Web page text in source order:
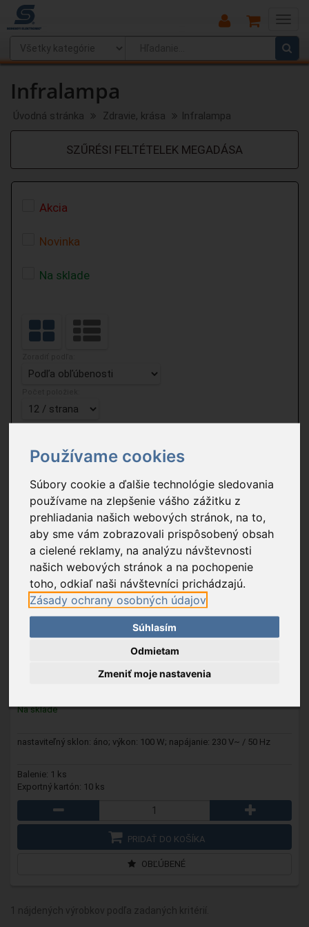
Používame cookies
Súbory cookie a ďalšie technológie sledovania
používame na zlepšenie vášho zážitku z
prehliadania našich webových stránok, na to,
aby sme vám zobrazovali prispôsobený obsah
a cielené reklamy, na analýzu návštevnosti
našich webových stránok a na pochopenie
toho, odkiaľ naši návštevníci prichádzajú.
Zásady ochrany osobných údajov
Súhlasím
Odmietam
Zmeniť moje nastavenia
Main
Menu
Infralampa
Úvodná stránka Zdravie, krása Infralampa
SZŰRÉSI FELTÉTELEK MEGADÁSA
Akcia
Novinka
Na sklade
NEW
3000-0003-M10- Momert 3000 infralampa, 100 W,
nastaviteľná hlava, biela
Na sklade
nastaviteľný sklon: áno; výkon: 100 W; napájanie: 230 V~ / 50 Hz
Balenie: 1 ks
Exportný kartón: 10 ks
PRIDAŤ DO KOŠÍKA
OBĽÚBENÉ
1 nájdených výrobkov podľa zadaných kritérií.